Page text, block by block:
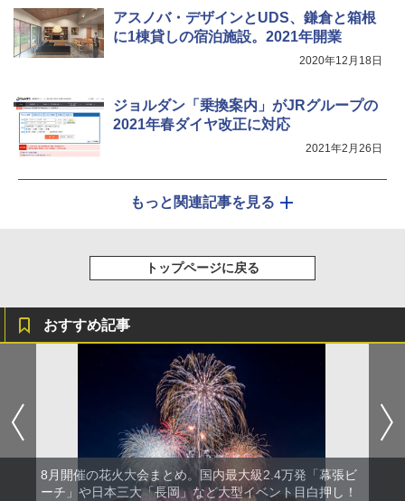
￥2,849
アスノバ・デザインとUDS、鎌倉と箱根
に1棟貸しの宿泊施設。2021年開業
2020年12月18日
ジョルダン「乗換案内」がJRグループの
2021年春ダイヤ改正に対応
2021年2月26日
もっと関連記事を見る
トップページに戻る
おすすめ記事
8月開催の花火大会まとめ。国内最大級2.4万発「幕張ビ
ーチ」や日本三大「長岡」など大型イベント目白押し！